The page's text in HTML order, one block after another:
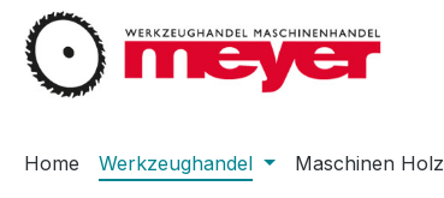
Hauptinhalt springen
Zur Suche springen
Zur Hauptnavigation springen
Home Werkzeughandel Maschinen Holz